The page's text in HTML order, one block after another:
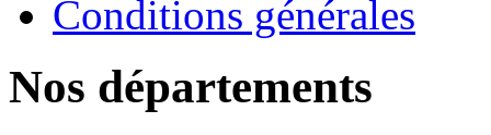
Conditions générales
Nos départements